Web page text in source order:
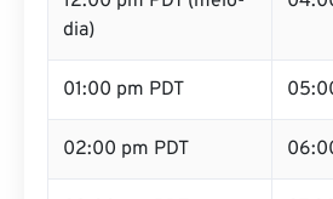
dia)
01:00 pm PDT
02:00 pm PDT